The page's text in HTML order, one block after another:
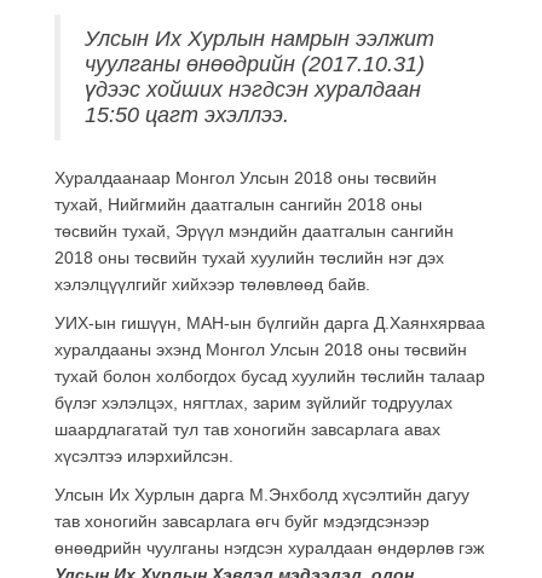
Улсын Их Хурлын намрын ээлжит
чуулганы өнөөдрийн (2017.10.31)
үдээс хойших нэгдсэн хуралдаан
15:50 цагт эхэллээ.
Хуралдаанаар Монгол Улсын 2018 оны төсвийн
тухай, Нийгмийн даатгалын сангийн 2018 оны
төсвийн тухай, Эрүүл мэндийн даатгалын сангийн
2018 оны төсвийн тухай хуулийн төслийн нэг дэх
хэлэлцүүлгийг хийхээр төлөвлөөд байв.
УИХ-ын гишүүн, МАН-ын бүлгийн дарга Д.Хаянхярваа
хуралдааны эхэнд Монгол Улсын 2018 оны төсвийн
тухай болон холбогдох бусад хуулийн төслийн талаар
бүлэг хэлэлцэх, нягтлах, зарим зүйлийг тодруулах
шаардлагатай тул тав хоногийн завсарлага авах
хүсэлтээ илэрхийлсэн.
Улсын Их Хурлын дарга М.Энхболд хүсэлтийн дагуу
тав хоногийн завсарлага өгч буйг мэдэгдсэнээр
өнөөдрийн чуулганы нэгдсэн хуралдаан өндөрлөв гэж
Улсын Их Хурлын Хэвлэл мэдээлэл, олон